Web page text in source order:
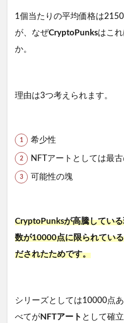
1個当たりの平均価格は
が、なぜCryptoPunksはこ
か。
理由は3つ考えられます。
希少性
NFTアートとしては最
可能性の塊
CryptoPunksが高騰してい
数が10000点に限られてい
だされたためです。
シリーズとしては10000点
べてがNFTアート として確